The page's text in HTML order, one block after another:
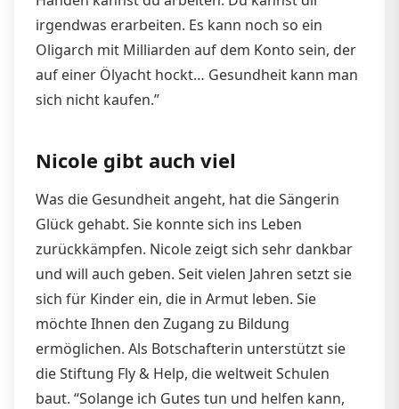
irgendwas erarbeiten. Es kann noch so ein
Oligarch mit Milliarden auf dem Konto sein, der
auf einer Ölyacht hockt… Gesundheit kann man
sich nicht kaufen.”
Nicole gibt auch viel
Was die Gesundheit angeht, hat die Sängerin
Glück gehabt. Sie konnte sich ins Leben
zurückkämpfen. Nicole zeigt sich sehr dankbar
und will auch geben. Seit vielen Jahren setzt sie
sich für Kinder ein, die in Armut leben. Sie
möchte Ihnen den Zugang zu Bildung
ermöglichen. Als Botschafterin unterstützt sie
die Stiftung Fly & Help, die weltweit Schulen
baut. “Solange ich Gutes tun und helfen kann,